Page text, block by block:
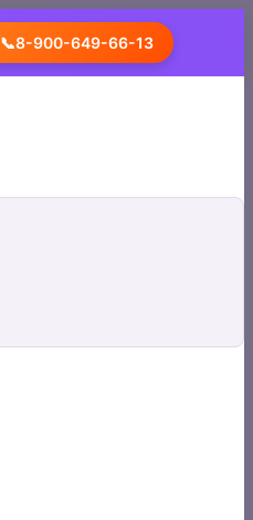
📞8-900-649-66-13